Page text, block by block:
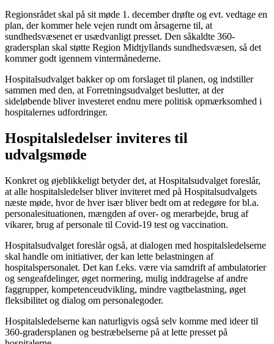
Regionsrådet skal på sit møde 1. december drøfte og evt. vedtage en
plan, der kommer hele vejen rundt om årsagerne til, at
sundhedsvæsenet er usædvanligt presset. Den såkaldte 360-
gradersplan skal støtte Region Midtjyllands sundhedsvæsen, så det
kommer godt igennem vintermånederne.
Hospitalsudvalget bakker op om forslaget til planen, og indstiller
sammen med den, at Forretningsudvalget beslutter, at der
sideløbende bliver investeret endnu mere politisk opmærksomhed i
hospitalernes udfordringer.
Hospitalsledelser inviteres til
udvalgsmøde
Konkret og øjeblikkeligt betyder det, at Hospitalsudvalget foreslår,
at alle hospitalsledelser bliver inviteret med på Hospitalsudvalgets
næste møde, hvor de hver især bliver bedt om at redegøre for bl.a.
personalesituationen, mængden af over- og merarbejde, brug af
vikarer, brug af personale til Covid-19 test og vaccination.
Hospitalsudvalget foreslår også, at dialogen med hospitalsledelserne
skal handle om initiativer, der kan lette belastningen af
hospitalspersonalet. Det kan f.eks. være via samdrift af ambulatorier
og sengeafdelinger, øget normering, mulig inddragelse af andre
faggrupper, kompetenceudvikling, mindre vagtbelastning, øget
fleksibilitet og dialog om personalegoder.
Hospitalsledelserne kan naturligvis også selv komme med ideer til
360-gradersplanen og bestræbelserne på at lette presset på